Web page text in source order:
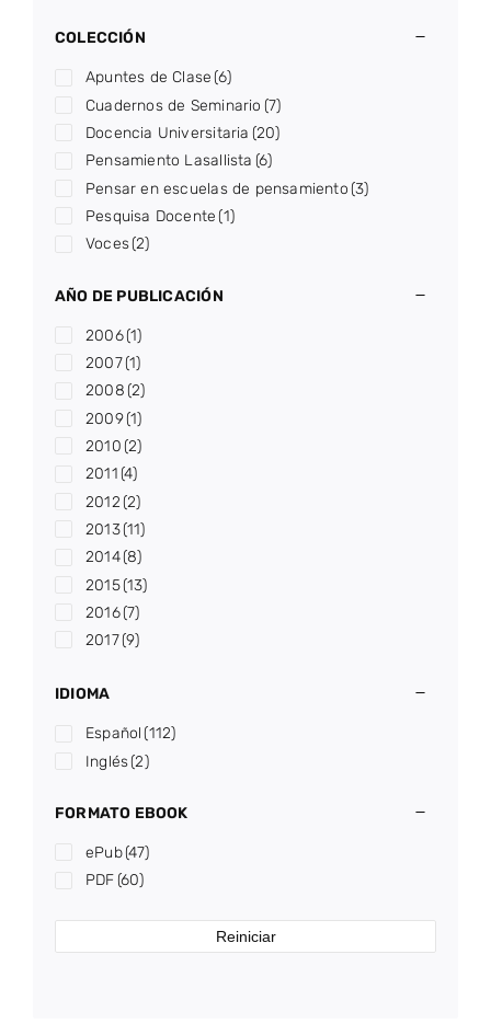
COLECCIÓN
Apuntes de Clase(6)
Cuadernos de Seminario (7)
Docencia Universitaria (20)
Pensamiento Lasallista (6)
Pensar en escuelas de pensamiento(3)
Pesquisa Docente(1)
Voces(2)
AÑO DE PUBLICACIÓN
2006(1)
2007(1)
2008(2)
2009(1)
2010(2)
2011(4)
2012(2)
2013(11)
2014(8)
2015(13)
2016(7)
2017(9)
2019
2020(6)
2021
(10)
2023(7)
2025 (8)
2026(1)
IDIOMA
Español (112)
Inglés(2)
FORMATO EBOOK
ePub(47)
PDF(60)
Reiniciar